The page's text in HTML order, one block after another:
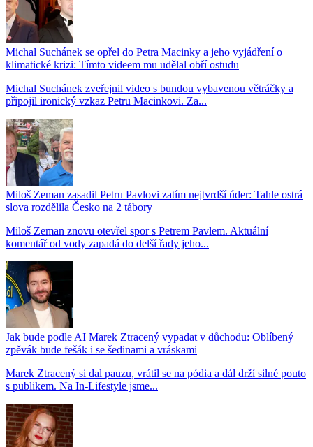
Michal Suchánek se opřel do Petra Macinky a jeho vyjádření o
klimatické krizi: Tímto videem mu udělal obří ostudu
Michal Suchánek zveřejnil video s bundou vybavenou větráčky a
připojil ironický vzkaz Petru Macinkovi. Za...
Miloš Zeman zasadil Petru Pavlovi zatím nejtvrdší úder: Tahle ostrá
slova rozdělila Česko na 2 tábory
Miloš Zeman znovu otevřel spor s Petrem Pavlem. Aktuální
komentář od vody zapadá do delší řady jeho...
Jak bude podle AI Marek Ztracený vypadat v důchodu: Oblíbený
zpěvák bude fešák i se šedinami a vráskami
Marek Ztracený si dal pauzu, vrátil se na pódia a dál drží silné pouto
s publikem. Na In-Lifestyle jsme...